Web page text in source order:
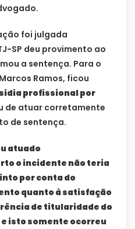
foi julgada
SP deu provimento ao
a sentença. Para o
Ramos, ficou
profissional por
de atuar corretamente
de sentença.
atuado
o incidente não teria
por conta do
quanto à satisfação
de titularidade do
isto somente ocorreu